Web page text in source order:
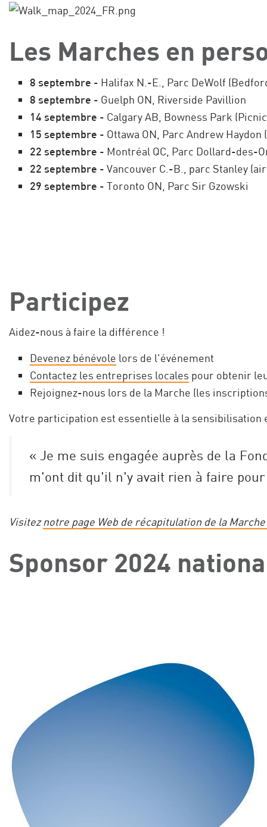
Les Marches en
8 septembre - Halifax N.-E., Parc DeWolf
8 septembre - Guelph ON, Riverside Pavillion
14 septembre - Calgary AB, Bowness Park
15 septembre - Ottawa ON, Parc Andrew Haydon
22 septembre - Montréal QC, Parc Dollard-des-
22 septembre - Vancouver C.-B., parc Stanley
29 septembre - Toronto ON, Parc Sir Gzowski
Participez
Aidez-nous à faire la différence !
Devenez bénévole lors de l'événement
Contactez les entreprises locales pour obtenir
Rejoignez-nous lors de la Marche (les
Votre participation est essentielle à la
« Je me suis engagée auprès de la
m'ont dit qu'il n'y avait rien à faire
Visiteznotre page Web de récapitulation de la Marche
Sponsor 2024